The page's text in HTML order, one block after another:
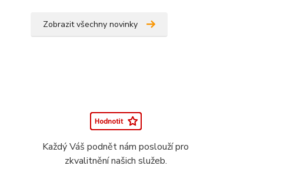
Zobrazit všechny novinky
Každý Váš podnět nám poslouží pro
zkvalitnění našich služeb.